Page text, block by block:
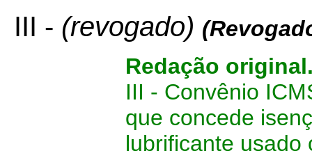
III - (revogado)
Redação
III - Convênio
que concede
lubrificante usado